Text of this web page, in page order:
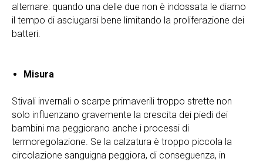
alternare: quando una delle due non è indossata le diamo
il tempo di asciugarsi bene limitando la proliferazione dei
batteri.
Misura
Stivali invernali o scarpe primaverili troppo strette non
solo influenzano gravemente la crescita dei piedi dei
bambini ma peggiorano anche i processi di
termoregolazione. Se la calzatura è troppo piccola la
circolazione sanguigna peggiora, di conseguenza, in